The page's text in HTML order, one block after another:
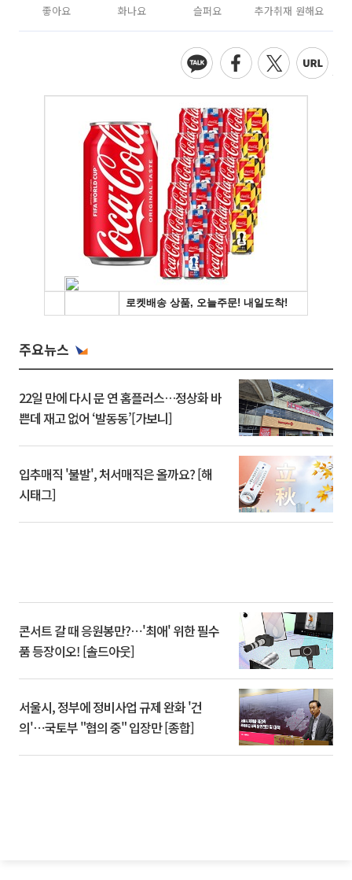
좋아요 화나요 슬퍼요 추가취재 원해요
주요뉴스
22일 만에 다시 문 연 홈플러스…정상화 바
쁜데 재고 없어 ‘발동동’[가보니]
입추매직 '불발', 처서매직은 올까요? [해
시태그]
콘서트 갈 때 응원봉만?⋯'최애' 위한 필수
품 등장이오! [솔드아웃]
서울시, 정부에 정비사업 규제 완화 '건
의'⋯국토부 "협의 중" 입장만 [종합]